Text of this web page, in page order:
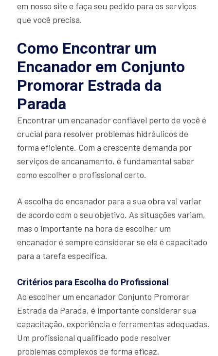
em nosso site e faça seu pedido para os serviços
que você precisa.
Como Encontrar um
Encanador em Conjunto
Promorar Estrada da
Parada
Encontrar um encanador confiável perto de você é
crucial para resolver problemas hidráulicos de
forma eficiente. Com a crescente demanda por
serviços de encanamento, é fundamental saber
como escolher o profissional certo.
A escolha do encanador para a sua obra vai variar
de acordo com o seu objetivo. As situações variam,
mas o importante na hora de escolher um
encanador é sempre considerar se ele é capacitado
para a tarefa específica.
Critérios para Escolha do Profissional
Ao escolher um encanador Conjunto Promorar
Estrada da Parada, é importante considerar sua
capacitação, experiência e ferramentas adequadas.
Um profissional qualificado pode resolver
problemas complexos de forma eficaz.